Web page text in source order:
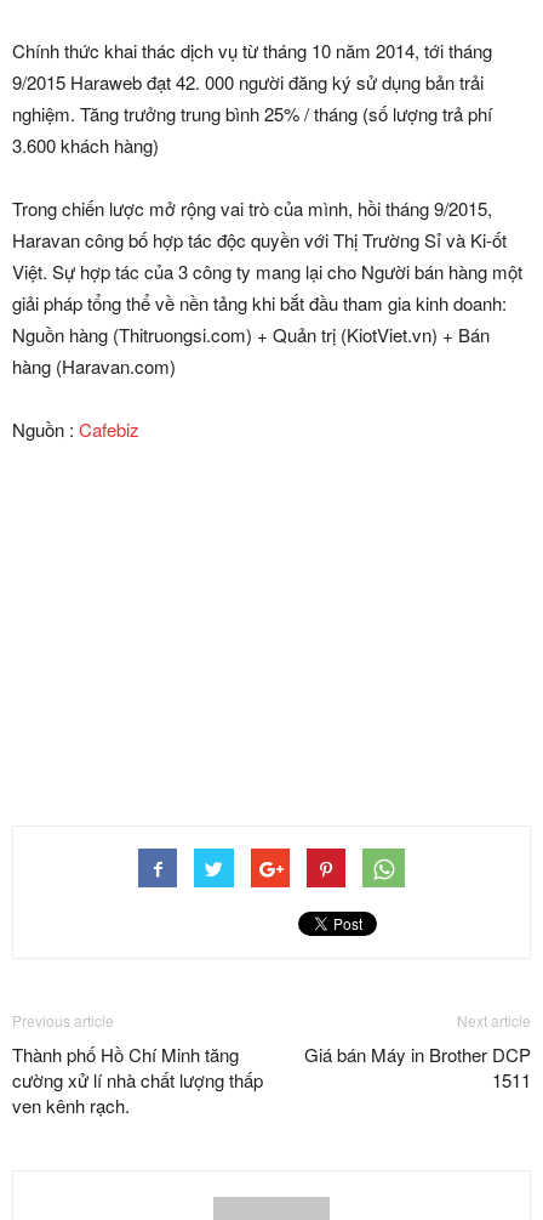
Chính thức khai thác dịch vụ từ tháng 10 năm 2014, tới tháng
9/2015 Haraweb đạt 42. 000 người đăng ký sử dụng bản trải
nghiệm. Tăng trưởng trung bình 25% / tháng (số lượng trả phí
3.600 khách hàng)
Trong chiến lược mở rộng vai trò của mình, hồi tháng 9/2015,
Haravan công bố hợp tác độc quyền với Thị Trường Sỉ và Ki-ốt
Việt. Sự hợp tác của 3 công ty mang lại cho Người bán hàng một
giải pháp tổng thể về nền tảng khi bắt đầu tham gia kinh doanh:
Nguồn hàng (Thitruongsi.com) + Quản trị (KiotViet.vn) + Bán
hàng (Haravan.com)
Nguồn : Cafebiz
Previous article
Thành phố Hồ Chí Minh tăng
cường xử lí nhà chất lượng thấp
ven kênh rạch.
Next article
Giá bán Máy in Brother DCP
1511